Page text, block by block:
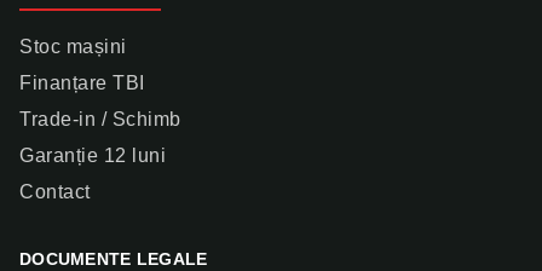
Stoc mașini
Finanțare TBI
Trade-in / Schimb
Garanție 12 luni
Contact
DOCUMENTE LEGALE